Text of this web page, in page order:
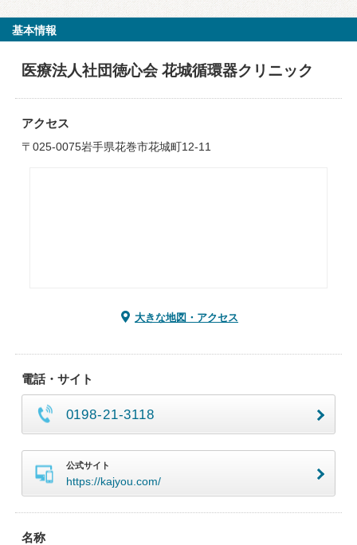
基本情報
医療法人社団徳心会 花城循環器クリニック
アクセス
〒025-0075岩手県花巻市花城町12-11
大きな地図・アクセス
電話・サイト
0198-21-3118
公式サイト
https://kajyou.com/
名称